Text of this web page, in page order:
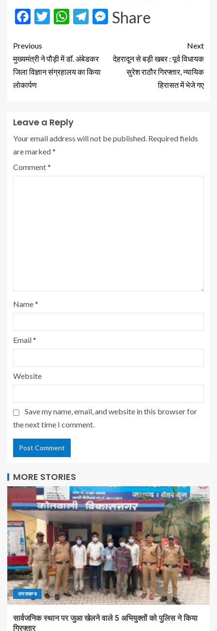
Facebook
Twitter
WhatsApp
Telegram
Messenger
Share
Previous
मुख्यमंत्री ने पौड़ी में डॉ. अंबेडकर
जिला विज्ञान संग्रहालय का किया
लोकार्पण
Next
देहरादून से बड़ी खबर : पूर्व विधायक
सुरेश राठौर गिरफ्तार, न्यायिक
हिरासत में भेजे गए
Leave a Reply
Your email address will not be published. Required fields
are marked*
Comment*
Name*
Email*
Website
Save my name, email, and website in this browser for
the next time I comment.
MORE STORIES
उत्तराखण्ड
सार्वजनिक स्थान पर जुआ खेलने वाले 5 अभियुक्तों को पुलिस ने किया
गिरफ्तार